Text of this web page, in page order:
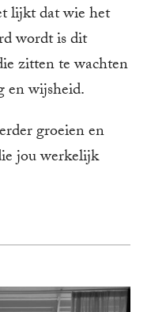
lijkt dat wie het
wordt is dit
zitten te wachten
en wijsheid.
groeien en
jou werkelijk